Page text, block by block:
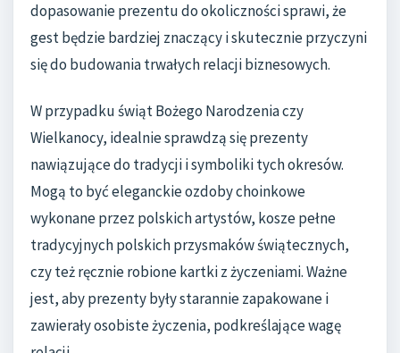
dopasowanie prezentu do okoliczności sprawi, że
gest będzie bardziej znaczący i skutecznie przyczyni
się do budowania trwałych relacji biznesowych.
W przypadku świąt Bożego Narodzenia czy
Wielkanocy, idealnie sprawdzą się prezenty
nawiązujące do tradycji i symboliki tych okresów.
Mogą to być eleganckie ozdoby choinkowe
wykonane przez polskich artystów, kosze pełne
tradycyjnych polskich przysmaków świątecznych,
czy też ręcznie robione kartki z życzeniami. Ważne
jest, aby prezenty były starannie zapakowane i
zawierały osobiste życzenia, podkreślające wagę